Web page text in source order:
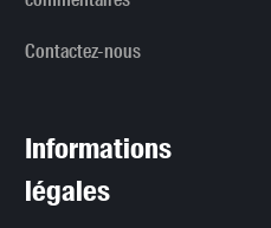
Contactez-nous
Informations
légales